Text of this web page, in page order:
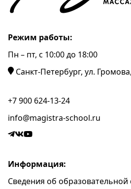
Режим работы:
Пн – пт, c 10:00 до 18:00
Санкт-Петербург, ул.
+7 900 624-13-24
info@magistra-school.ru
Информация:
Сведения об образовательной